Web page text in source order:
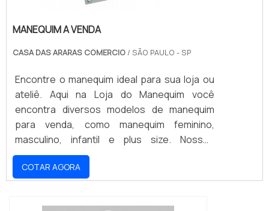
MANEQUIM A VENDA
CASA DAS ARARAS COMERCIO / SÃO PAULO - SP
Encontre o manequim ideal para sua loja ou
ateliê. Aqui na Loja do Manequim você
encontra diversos modelos de manequim
para venda, como manequim feminino,
masculino, infantil e plus size. Nossos
manequins são fabricados com materiais de
alta qualidade e resistência, para que você
possa contar com a durabilidade e
COTAR AGORA